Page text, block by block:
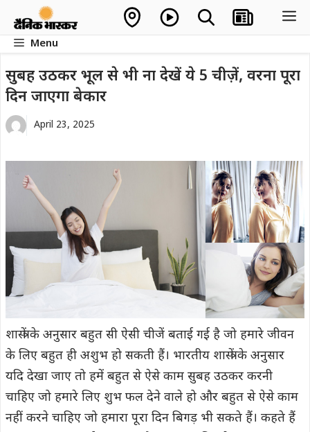
contentMenu
सुबह उठकर भूल से भी ना देखें ये 5 चीज़ें, वरना पूरा
दिन जाएगा बेकार
April 23, 2025
शास्त्रों के अनुसार बहुत सी ऐसी चीजें बताई गई है जो हमारे जीवन
के लिए बहुत ही अशुभ हो सकती हैं। भारतीय शास्त्रों के अनुसार
यदि देखा जाए तो हमें बहुत से ऐसे काम सुबह उठकर करनी
चाहिए जो हमारे लिए शुभ फल देने वाले हो और बहुत से ऐसे काम
नहीं करने चाहिए जो हमारा पूरा दिन बिगड़ भी सकते हैं। कहते हैं